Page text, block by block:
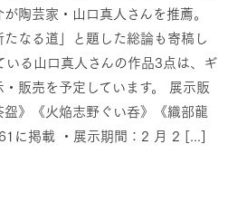
陶芸家・山口真人さんを推薦。
なる道」と題した総論も寄稿し
いる山口真人さんの作品3点は、ギ
販売を予定しています。 展示販
》《火焔志野ぐい呑》《織部龍
に掲載 ・展示期間：2 月 2 [...]